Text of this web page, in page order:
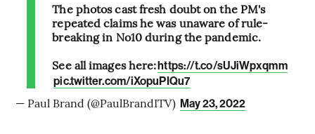
The photos cast fresh doubt on the PM's
repeated claims he was unaware of rule-
breaking in No10 during the pandemic.
See all images here: https://t.co/sUJiWpxqmm
pic.twitter.com/iXopuPIQu7
— Paul Brand (@PaulBrandITV) May 23, 2022